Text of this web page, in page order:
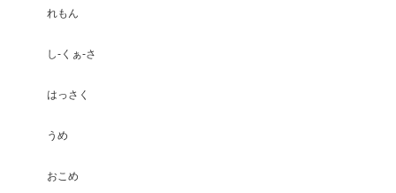
れもん
し-くぁ-さ
はっさく
うめ
おこめ